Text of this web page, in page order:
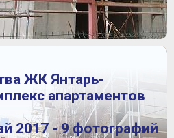
ЖК Янтарь-
апартаментов
2017 - 9 фотографий